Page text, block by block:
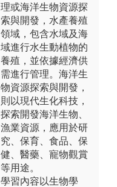
理或海洋生物資源探
索與開發，水產養殖
領域，包含水域及海
域進行水生動植物的
養殖，並依據經濟供
需進行管理。海洋生
物資源探索與開發，
則以現代生化科技，
探索開發海洋生物、
漁業資源，應用於研
究、保育、食品、保
健、醫藥、寵物觀賞
等用途。
學習內容以生物學